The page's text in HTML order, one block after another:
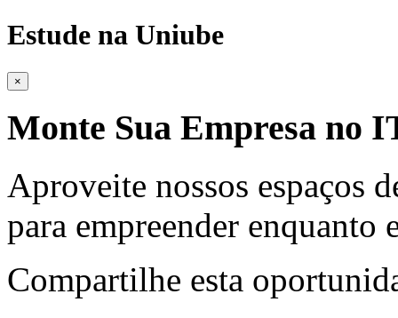
Estude na Uniube
×
Monte Sua Empresa no
Aproveite nossos espaços
para empreender enquanto
Compartilhe esta